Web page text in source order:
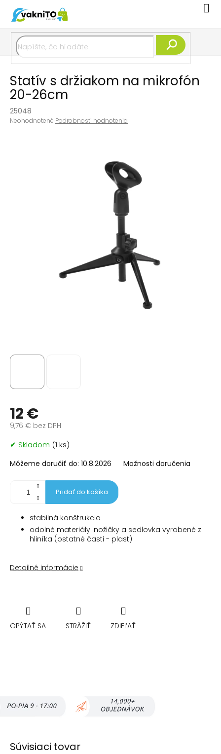
obsah
Statív s držiakom na mikrofón
20-26cm
25048
Priemerné
Neohodnotené Podrobnosti hodnotenia
12 €
9,76 € bez DPH
Jednotková
cena:
✔ Skladom (1 ks)
Môžeme doručiť do: 10.8.2026 Možnosti doručenia
Pridať do košíka
stabilná konštrukcia
odolné materiály: nožičky a sedlovka vyrobené z
hliníka (ostatné časti - plast)
Detailné informácie
OPÝTAŤ SA STRÁŽIŤ ZDIEĽAŤ
Súvisiaci tovar